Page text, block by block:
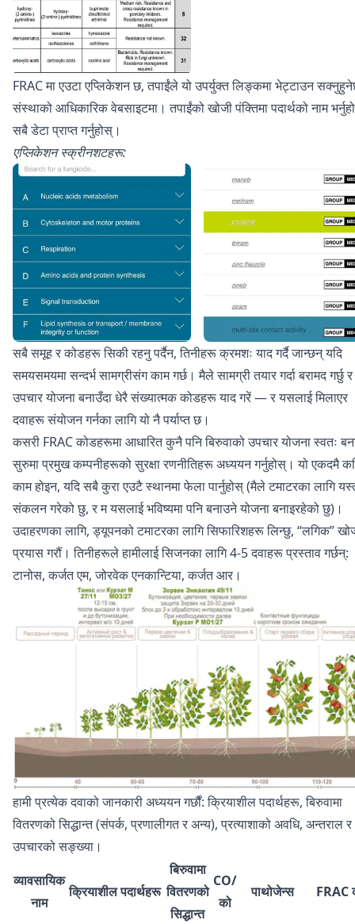
FRAC मा एउटा एप्लिकेशन छ, तपाईंले यो उपर्युक्त लिङ्कमा भेट्टाउन
संस्थाको आधिकारिक वेबसाइटमा। तपाईंको खोजी पंक्तिमा पदार्थको नाम
सबै डेटा प्राप्त गर्नुहोस्।
एप्लिकेशन स्क्रीनशटहरू:
सबै समूह र कोडहरू सिकी रहनु पर्दैन, तिनीहरू क्रमशः याद गर्दै जान्छन् यदि
समयसमयमा सन्दर्भ सामग्रीसंग काम गर्छ। मैले सामग्री तयार गर्दा बरामद गर्छु
उपचार योजना बनाउँदा धेरै संख्यात्मक कोडहरू याद गरें — र यसलाई मिलाएर
दवाहरू संयोजन गर्नका लागि यो नै पर्याप्त छ।
कसरी FRAC कोडहरूमा आधारित कुनै पनि बिरुवाको उपचार योजना स्वतः
सुरुमा प्रमुख कम्पनीहरूको सुरक्षा रणनीतिहरू अध्ययन गर्नुहोस्। यो एकदमै
काम होइन, यदि सबै कुरा एउटै स्थानमा फेला पार्नुहोस् (मैले टमाटरका लागि
संकलन गरेको छु, र म यसलाई भविष्यमा पनि बनाउने योजना बनाइरहेको छु)।
उदाहरणका लागि, ड्यूपनको टमाटरका लागि सिफारिशहरू लिन्छु, “लगिक”
प्रयास गरौं। तिनीहरूले हामीलाई सिजनका लागि 4-5 दवाहरू प्रस्ताव गर्छन्:
टानोस, कर्जत एम, जोरवेक एनकान्टिया, कर्जत आर।
हामी प्रत्येक दवाको जानकारी अध्ययन गर्छौं: क्रियाशील पदार्थहरू, बिरुवामा
वितरणको सिद्धान्त (संपर्क, प्रणालीगत र अन्य), प्रत्याशाको अवधि, अन्तराल र
उपचारको सङ्ख्या।
व्यावसायिक
नाम
क्रियाशील पदार्थहरू
बिरुवामा
वितरणको
सिद्धान्त
СО/
को
पाथोजेन्स FRAC